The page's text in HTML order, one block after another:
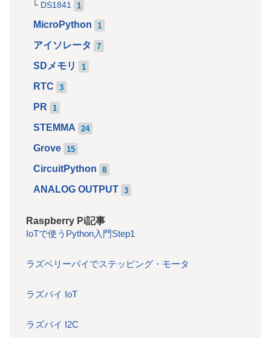
DS1841 1
MicroPython 1
アイソレータ 7
SDメモリ 1
RTC 3
PR 1
STEMMA 24
Grove 15
CircuitPython 8
ANALOG OUTPUT 3
Raspberry Pi記事
IoTで使うPython入門Step1
ラズベリーパイでステッピング・モータ
ラズパイ IoT
ラズパイ I2C